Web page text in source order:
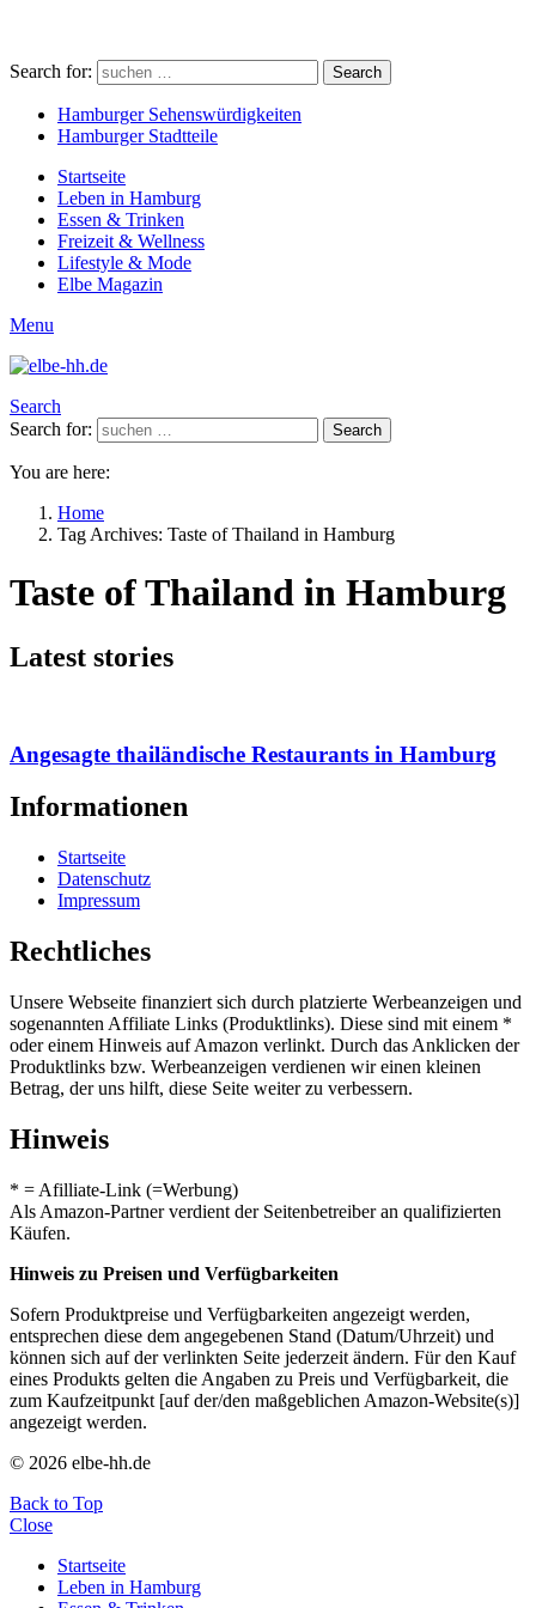
Search for: Search
Hamburger Sehenswürdigkeiten
Hamburger Stadtteile
Startseite
Leben in Hamburg
Essen & Trinken
Freizeit & Wellness
Lifestyle & Mode
Elbe Magazin
Menu
Search
Search for:
Search
You are here:
Home
Tag Archives: Taste of Thailand in Hamburg
Taste of Thailand in Hamburg
Latest stories
Angesagte thailändische Restaurants in Hamburg
Informationen
Startseite
Datenschutz
Impressum
Rechtliches
Unsere Webseite finanziert sich durch platzierte Werbeanzeigen und
sogenannten Affiliate Links (Produktlinks). Diese sind mit einem *
oder einem Hinweis auf Amazon verlinkt. Durch das Anklicken der
Produktlinks bzw. Werbeanzeigen verdienen wir einen kleinen
Betrag, der uns hilft, diese Seite weiter zu verbessern.
Hinweis
* = Afilliate-Link (=Werbung)
Als Amazon-Partner verdient der Seitenbetreiber an qualifizierten
Käufen.
Hinweis zu Preisen und Verfügbarkeiten
Sofern Produktpreise und Verfügbarkeiten angezeigt werden,
entsprechen diese dem angegebenen Stand (Datum/Uhrzeit) und
können sich auf der verlinkten Seite jederzeit ändern. Für den Kauf
eines Produkts gelten die Angaben zu Preis und Verfügbarkeit, die
zum Kaufzeitpunkt [auf der/den maßgeblichen Amazon-Website(s)]
angezeigt werden.
© 2026 elbe-hh.de
Back to Top
Close
Startseite
Leben in Hamburg